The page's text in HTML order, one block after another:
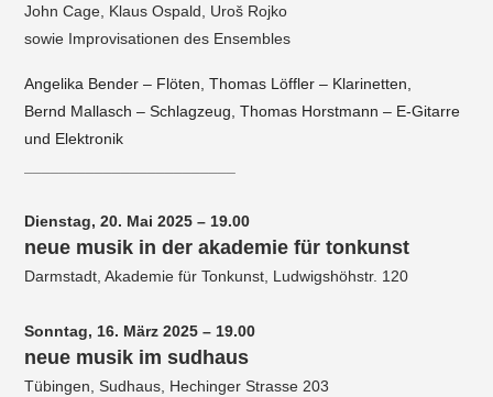
John Cage, Klaus Ospald, Uroš Rojko
sowie Improvisationen des Ensembles
Angelika Bender – Flöten, Thomas Löffler – Klarinetten,
Bernd Mallasch – Schlagzeug, Thomas Horstmann – E-Gitarre
und Elektronik
Dienstag, 20. Mai 2025 – 19.00
neue musik in der akademie für tonkunst
Darmstadt, Akademie für Tonkunst, Ludwigshöhstr. 120
Sonntag, 16. März 2025 – 19.00
neue musik im sudhaus
Tübingen, Sudhaus, Hechinger Strasse 203